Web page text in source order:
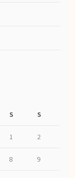
S S
1 2
8 9